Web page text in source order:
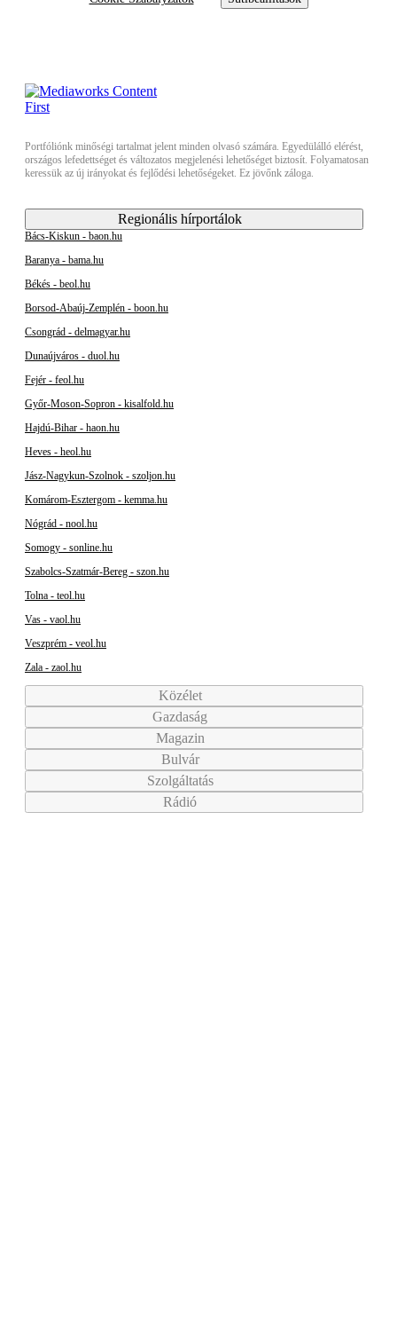
Portfóliónk minőségi tartalmat jelent minden olvasó számára. Egyedülálló elérést,
országos lefedettséget és változatos megjelenési lehetőséget biztosít. Folyamatosan
keressük az új irányokat és fejlődési lehetőségeket. Ez jövőnk záloga.
Regionális hírportálok
Bács-Kiskun - baon.hu
Baranya - bama.hu
Békés - beol.hu
Borsod-Abaúj-Zemplén - boon.hu
Csongrád - delmagyar.hu
Dunaújváros - duol.hu
Fejér - feol.hu
Győr-Moson-Sopron - kisalfold.hu
Hajdú-Bihar - haon.hu
Heves - heol.hu
Jász-Nagykun-Szolnok - szoljon.hu
Komárom-Esztergom - kemma.hu
Nógrád - nool.hu
Somogy - sonline.hu
Szabolcs-Szatmár-Bereg - szon.hu
Tolna - teol.hu
Vas - vaol.hu
Veszprém - veol.hu
Zala - zaol.hu
Közélet
Gazdaság
Magazin
Bulvár
Szolgáltatás
Rádió